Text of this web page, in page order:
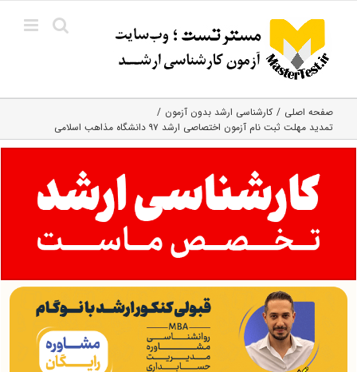
content
صفحه اصلی
کارشناسی ارشد بدون آزمون
تمدید مهلت ثبت نام آزمون اختصاصی ارشد ۹۷ دانشگاه مذاهب اسلامی